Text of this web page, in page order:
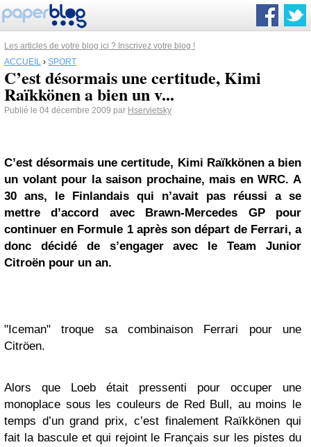
Les articles de votre blog ici ? Inscrivez votre blog !
ACCUEIL › SPORT
C’est désormais une certitude, Kimi
Raïkkönen a bien un v...
Publié le 04 décembre 2009 par Hservietsky
C’est désormais une certitude, Kimi Raïkkönen a bien
un volant pour la saison prochaine, mais en WRC. A
30 ans, le Finlandais qui n’avait pas réussi a se
mettre d’accord avec Brawn-Mercedes GP pour
continuer en Formule 1 après son départ de Ferrari, a
donc décidé de s’engager avec le Team Junior
Citroën pour un an.
"Iceman" troque sa combinaison Ferrari pour une
Citröen.
Alors que Loeb était pressenti pour occuper une
monoplace sous les couleurs de Red Bull, au moins le
temps d’un grand prix, c’est finalement Raïkkönen qui
fait la bascule et qui rejoint le Français sur les pistes du